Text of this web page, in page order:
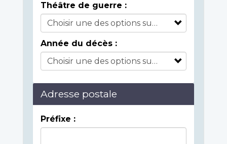
Théâtre de guerre :
Année du décès :
Adresse postale
Préfixe :